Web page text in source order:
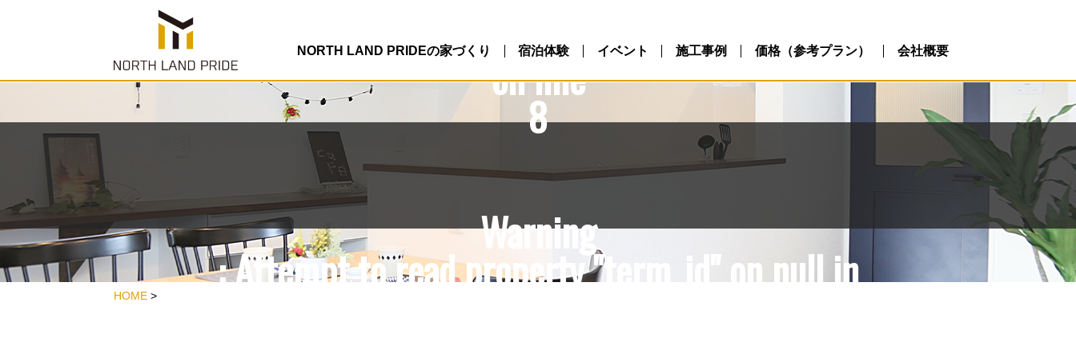
NORTH LAND PRIDEの家づくり 宿泊体験 イベント 施工事例 価格（参考プラン） 会社概要
content/themes/NLP/single.php
on line
8
Warning
: Attempt to read property "term_id" on null in
/home/rdesign10/northlandpride.com/public_html/wp-
HOME >